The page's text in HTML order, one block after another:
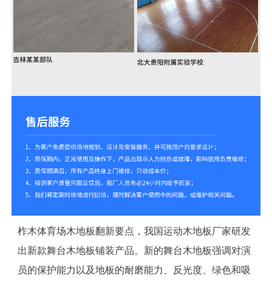
柞木体育场木地板翻新要点，我国运动木地板厂家研发
出新款舞台木地板铺装产品。新的舞台木地板强调对演
员的保护能力以及地板的耐磨能力、反光度、绿色和吸